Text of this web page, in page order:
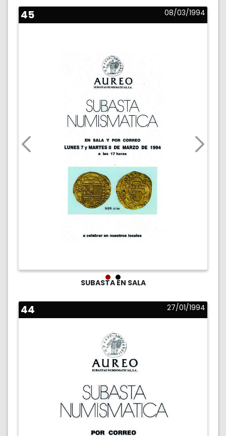
45 08/03/1994
SUBASTA EN SALA
44 27/01/1994